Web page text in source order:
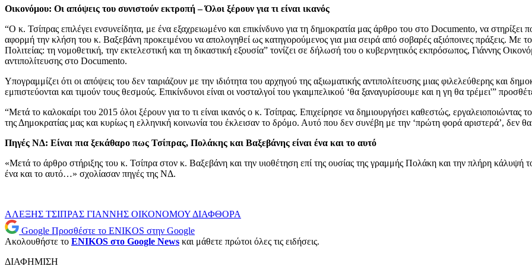
Οικονόμου: Οι απόψεις του συνιστούν εκτροπή – Όλοι ξέρουν για τι είναι ικανός
“Ο κ. Τσίπρας επιλέγει ενσυνείδητα, με ένα εξαχρειωμένο και επικίνδυνο για τη δημοκρατία μας άρθρο του στο Documento, να στηρίξει
αφορμή την κλήση του κ. Βαξεβάνη προκειμένου να απολογηθεί ως κατηγορούμενος για μια σειρά από σοβαρές αξιόποινες πράξεις. Με
Πολιτείας: τη νομοθετική, την εκτελεστική και τη δικαστική εξουσία” τονίζει σε δήλωσή του ο κυβερνητικός εκπρόσωπος, Γιάννης
αντιπολίτευσης στο Documento.
Υπογραμμίζει ότι οι απόψεις του δεν ταιριάζουν με την ιδιότητα του αρχηγού της αξιωματικής αντιπολίτευσης μιας φιλελεύθερης και
εμπιστεύονται και τιμούν τους θεσμούς. Επικίνδυνοι είναι οι νοσταλγοί του γκαιμπελικού ‘θα ξαναγυρίσουμε και η γη θα τρέμει'”
“Μετά το καλοκαίρι του 2015 όλοι ξέρουν για το τι είναι ικανός ο κ. Τσίπρας. Επιχείρησε να δημιουργήσει καθεστώς, εργαλειοποιώντας
της Δημοκρατίας μας και κυρίως η ελληνική κοινωνία του έκλεισαν το δρόμο. Αυτό που δεν συνέβη με την ‘πρώτη φορά αριστερά’, δεν
Πηγές ΝΔ: Είναι πια ξεκάθαρο πως Τσίπρας, Πολάκης και Βαξεβάνης είναι ένα και το αυτό
«Μετά το άρθρο στήριξης του κ. Τσίπρα στον κ. Βαξεβάνη και την υιοθέτηση επί της ουσίας της γραμμής Πολάκη και την πλήρη κάλυψή
ένα και το αυτό…» σχολίασαν πηγές της ΝΔ.
ΑΛΕΞΗΣ ΤΣΙΠΡΑΣ ΓΙΑΝΝΗΣ ΟΙΚΟΝΟΜΟΥ ΔΙΑΦΘΟΡΑ
Google Προσθέστε το ENIKOS στην Google
Ακολουθήστε το ENIKOS στο Google News και μάθετε πρώτοι όλες τις ειδήσεις.
ΔΙΑΦΗΜΙΣΗ